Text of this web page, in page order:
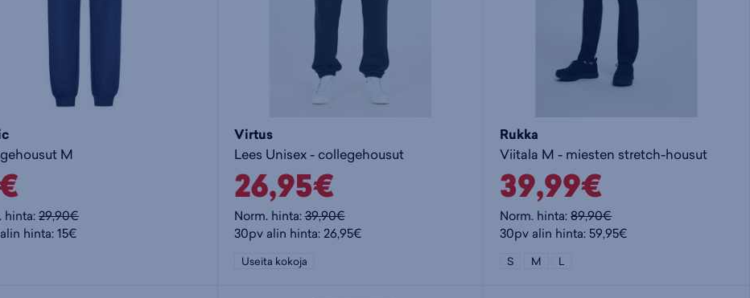
M
hinta:29,90€
hinta: 15€
Virtus
Lees Unisex - collegehousut
26,95€
Norm. hinta:39,90€
30pv alin hinta: 26,95€
Useita kokoja
Rukka
Viitala M - miesten stretch-housut
39,99€
Norm. hinta:89,90€
30pv alin hinta: 59,95€
S M L